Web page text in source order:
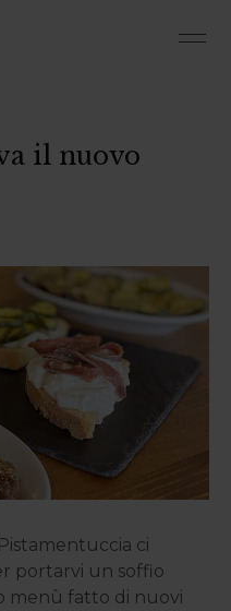
il nuovo
ci
portarvi un soffio
menù fatto di nuovi